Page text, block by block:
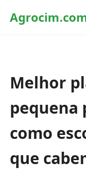
Melhor
pequena
como
que